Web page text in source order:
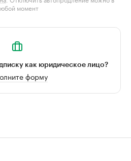
момент
как юридическое лицо?
форму